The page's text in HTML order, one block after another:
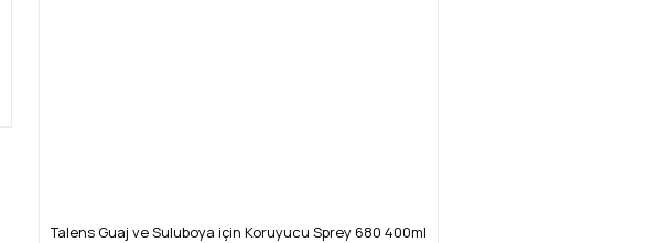
Talens Guaj ve Suluboya için Koruyucu Sprey 680 400ml